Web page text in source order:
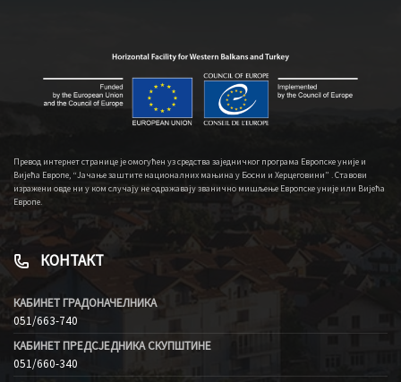
Превод интернет странице је омогућен уз средства заједничког програма Европске уније и
Вијећа Европе, “Јачање заштите националних мањина у Босни и Херцеговини” . Ставови
изражени овде ни у ком случају не одражавају званично мишљење Европске уније или Вијећа
Европе.
КОНТАКТ
КАБИНЕТ ГРАДОНАЧЕЛНИКА
051/663-740
КАБИНЕТ ПРЕДСЈЕДНИКА СКУПШТИНЕ
051/660-340